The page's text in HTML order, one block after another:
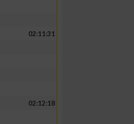
02:11:31
02:12:18